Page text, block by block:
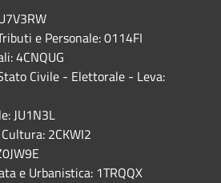
e Personale: 0114FI
4CNQUG
Civile - Elettorale - Leva:
JU1N3L
2CKWI2
e Urbanistica: 1TRQQX